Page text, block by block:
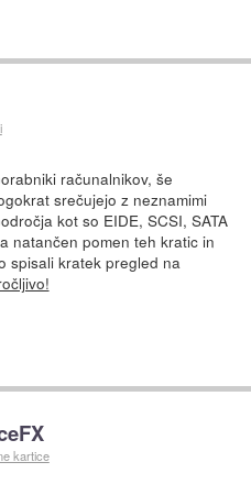
računalnikov, še
srečujejo z neznamimi
kot so EIDE, SCSI, SATA
natančen pomen teh kratic in
spisali kratek pregled na
kartice